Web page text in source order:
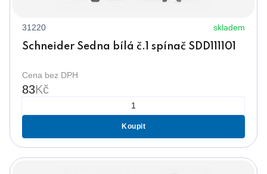
31220 skladem
Schneider Sedna bílá č.1 spínač SDD111101
Cena bez DPH
83Kč
Koupit